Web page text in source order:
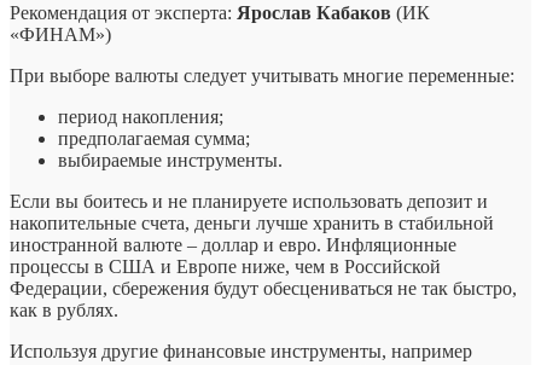
Рекомендация от эксперта: Ярослав Кабаков (ИК
«ФИНАМ»)
При выборе валюты следует учитывать многие переменные:
период накопления;
предполагаемая сумма;
выбираемые инструменты.
Если вы боитесь и не планируете использовать депозит и
накопительные счета, деньги лучше хранить в стабильной
иностранной валюте – доллар и евро. Инфляционные
процессы в США и Европе ниже, чем в Российской
Федерации, сбережения будут обесцениваться не так быстро,
как в рублях.
Используя другие финансовые инструменты, например